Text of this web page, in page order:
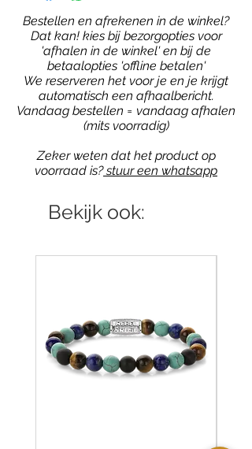
Bestellen en afrekenen in de winkel?
Dat kan! kies bij bezorgopties voor
'afhalen in de winkel' en bij de
betaalopties 'offline betalen'
We reserveren het voor je en je krijgt
automatisch een afhaalbericht.
Vandaag bestellen = vandaag afhalen
(mits voorradig)
Zeker weten dat het product op
voorraad is?stuur een whatsapp
Bekijk ook: